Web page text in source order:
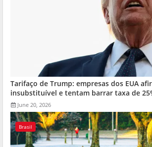
Tarifaço de Trump: empresas dos EUA
insubstituível e tentam barrar taxa de
June 20, 2026
Brasil